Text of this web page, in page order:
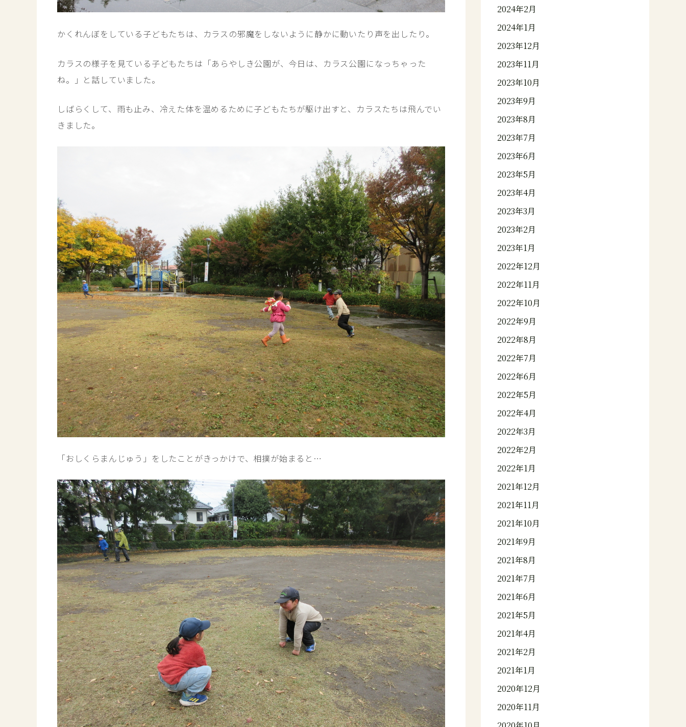
かくれんぼをしている子どもたちは、カラスの邪魔をしないように静かに動いたり声を出したり。
カラスの様子を見ている子どもたちは「あらやしき公園が、今日は、カラス公園になっちゃった
ね。」と話していました。
しばらくして、雨も止み、冷えた体を温めるために子どもたちが駆け出すと、カラスたちは飛んでい
きました。
「おしくらまんじゅう」をしたことがきっかけで、相撲が始まると…
2024年2月
2024年1月
2023年12月
2023年11月
2023年10月
2023年9月
2023年8月
2023年7月
2023年6月
2023年5月
2023年4月
2023年3月
2023年2月
2023年1月
2022年12月
2022年11月
2022年10月
2022年9月
2022年8月
2022年7月
2022年6月
2022年5月
2022年4月
2022年3月
2022年2月
2022年1月
2021年12月
2021年11月
2021年10月
2021年9月
2021年8月
2021年7月
2021年6月
2021年5月
2021年4月
2021年2月
2021年1月
2020年12月
2020年11月